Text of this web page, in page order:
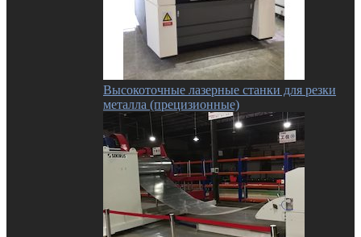
Высокоточные лазерные станки для резки
металла (прецизионные)